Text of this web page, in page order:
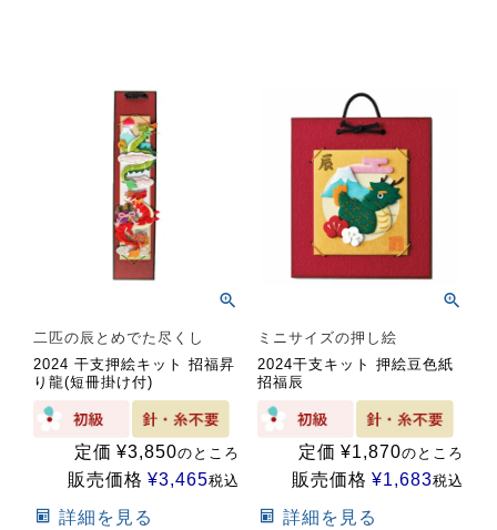
二匹の辰とめでた尽くし
2024 干支押絵キット 招福昇
り龍(短冊掛け付)
定価 ¥3,850のところ
販売価格 ¥3,465税込
詳細を見る
ミニサイズの押し絵
2024干支キット 押絵豆色紙
招福辰
定価 ¥1,870のところ
販売価格 ¥1,683税込
詳細を見る